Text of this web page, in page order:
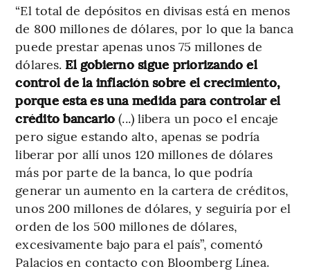
“El total de depósitos en divisas está en menos
de 800 millones de dólares, por lo que la banca
puede prestar apenas unos 75 millones de
dólares. El gobierno sigue priorizando el
control de la inflación sobre el crecimiento,
porque esta es una medida para controlar el
crédito bancario (...) libera un poco el encaje
pero sigue estando alto, apenas se podría
liberar por allí unos 120 millones de dólares
más por parte de la banca, lo que podría
generar un aumento en la cartera de créditos,
unos 200 millones de dólares, y seguiría por el
orden de los 500 millones de dólares,
excesivamente bajo para el país”, comentó
Palacios en contacto con Bloomberg Línea.